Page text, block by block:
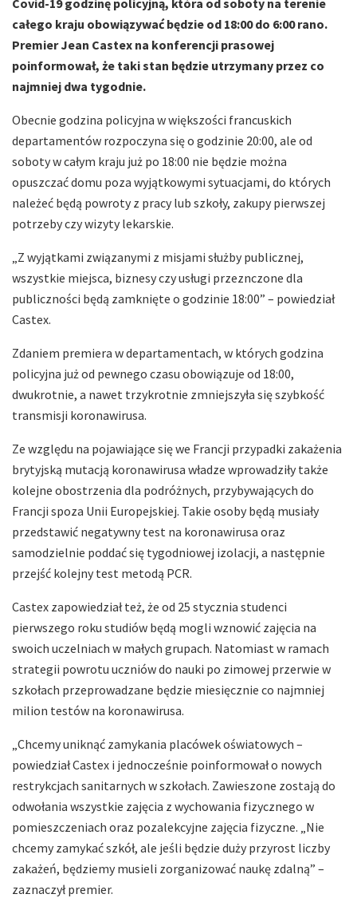
całego kraju obowiązywać będzie od 18:00 do 6:00 rano.
Premier Jean Castex na konferencji prasowej
poinformował, że taki stan będzie utrzymany przez co
najmniej dwa tygodnie.
Obecnie godzina policyjna w większości francuskich
departamentów rozpoczyna się o godzinie 20:00, ale od
soboty w całym kraju już po 18:00 nie będzie można
opuszczać domu poza wyjątkowymi sytuacjami, do których
należeć będą powroty z pracy lub szkoły, zakupy pierwszej
potrzeby czy wizyty lekarskie.
„Z wyjątkami związanymi z misjami służby publicznej,
wszystkie miejsca, biznesy czy usługi przeznczone dla
publiczności będą zamknięte o godzinie 18:00” – powiedział
Castex.
Zdaniem premiera w departamentach, w których godzina
policyjna już od pewnego czasu obowiązuje od 18:00,
dwukrotnie, a nawet trzykrotnie zmniejszyła się szybkość
transmisji koronawirusa.
Ze względu na pojawiające się we Francji przypadki zakażenia
brytyjską mutacją koronawirusa władze wprowadziły także
kolejne obostrzenia dla podróżnych, przybywających do
Francji spoza Unii Europejskiej. Takie osoby będą musiały
przedstawić negatywny test na koronawirusa oraz
samodzielnie poddać się tygodniowej izolacji, a następnie
przejść kolejny test metodą PCR.
Castex zapowiedział też, że od 25 stycznia studenci
pierwszego roku studiów będą mogli wznowić zajęcia na
swoich uczelniach w małych grupach. Natomiast w ramach
strategii powrotu uczniów do nauki po zimowej przerwie w
szkołach przeprowadzane będzie miesięcznie co najmniej
milion testów na koronawirusa.
„Chcemy uniknąć zamykania placówek oświatowych –
powiedział Castex i jednocześnie poinformował o nowych
restrykcjach sanitarnych w szkołach. Zawieszone zostają do
odwołania wszystkie zajęcia z wychowania fizycznego w
pomieszczeniach oraz pozalekcyjne zajęcia fizyczne. „Nie
chcemy zamykać szkół, ale jeśli będzie duży przyrost liczby
zakażeń, będziemy musieli zorganizować naukę zdalną” –
zaznaczył premier.